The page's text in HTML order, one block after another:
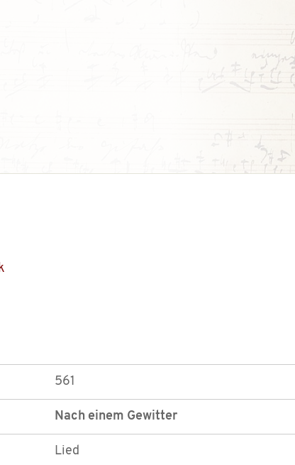
561
Nach einem Gewitter
Lied